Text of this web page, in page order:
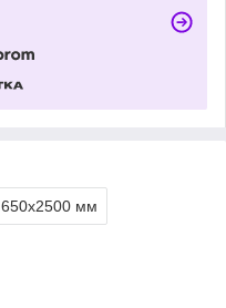
650х2500 мм